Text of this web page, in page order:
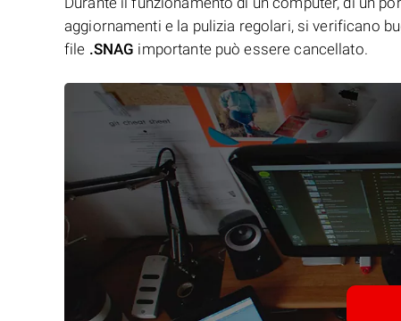
aggiornamenti e la pulizia regolari, si verificano
file .SNAG importante può essere cancellato.